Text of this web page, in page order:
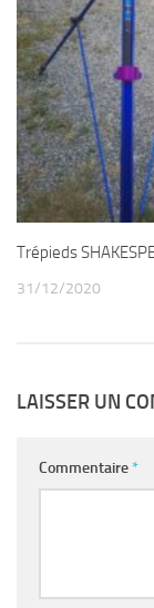
Trépieds
31/12/2020
LAISSER UN
Commentaire *